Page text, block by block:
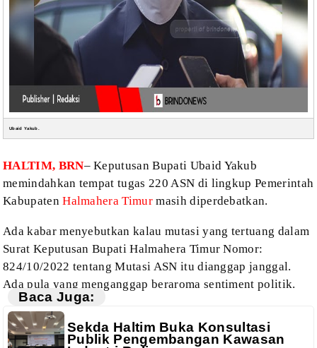
Ubaid Yakub.
HALTIM, BRN–Keputusan Bupati Ubaid Yakub
memindahkan tempat tugas 220 ASN di lingkup Pemerintah
KabupatenHalmahera Timur masih diperdebatkan.
Ada kabar menyebutkan kalau mutasi yang tertuang dalam
Surat Keputusan Bupati Halmahera Timur Nomor:
824/10/2022 tentang Mutasi ASN itu dianggap janggal.
Ada pula yang menganggap beraroma sentiment politik.
Baca Juga:
Sekda Haltim Buka Konsultasi
Publik Pengembangan Kawasan